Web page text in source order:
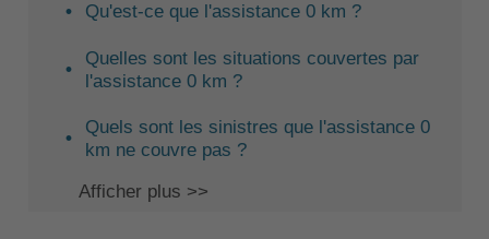
Qu'est-ce que l'assistance 0 km ?
Quelles sont les situations couvertes par
l'assistance 0 km ?
Quels sont les sinistres que l'assistance 0
km ne couvre pas ?
Afficher plus >>